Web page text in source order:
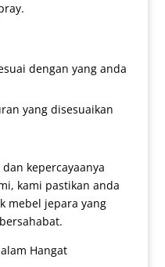
dengan yang anda
yang disesuaikan
kepercayaanya
kami pastikan anda
mebel jepara yang
Hangat